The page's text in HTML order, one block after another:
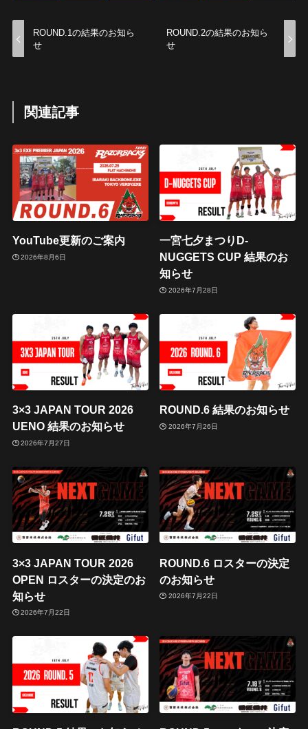
ROUND.1の結果のお知ら
せ
ROUND.2の結果のお知ら
せ
関連記事
YouTube更新のご案内
2026年8月6日
一宮七夕まつりD-
NUGGETS CUP 結果のお
知らせ
2026年7月28日
3×3 JAPAN TOUR 2026
UENO 結果のお知らせ
2026年7月27日
ROUND.6 結果のお知らせ
2026年7月26日
3×3 JAPAN TOUR 2026
OPEN ロスターの決定のお
知らせ
2026年7月22日
ROUND.6 ロスターの決定
のお知らせ
2026年7月22日